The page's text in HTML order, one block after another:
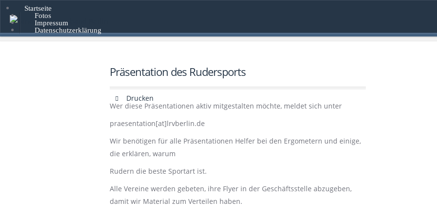
Startseite
Fotos
Impressum
Datenschutzerklärung
Präsentation des Rudersports
Drucken
Wer diese Präsentationen aktiv mitgestalten möchte, meldet sich unter
praesentation[at]lrvberlin.de
Wir benötigen für alle Präsentationen Helfer bei den Ergometern und einige,
die erklären, warum
Rudern die beste Sportart ist.
Alle Vereine werden gebeten, ihre Flyer in der Geschäftsstelle abzugeben,
damit wir Material zum Verteilen haben.